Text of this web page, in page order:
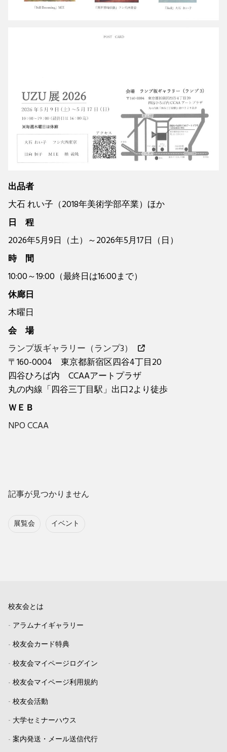
出品者
大石 れい子（2018年美術学部卒業）ほか
日 程
2026年5月9日（土）～2026年5月17日（日）
時 間
10:00～19:00（最終日は16:00まで）
休廊日
木曜日
会 場
ランプ坂ギャラリー（ランプ3）
〒160-0004 東京都新宿区四谷4丁目20
四谷ひろば内 CCAAアートプラザ
丸の内線「四谷三丁目駅」出口2より徒歩
ＷＥＢ
NPO CCAA
記事が見つかりません
展覧会 イベント
校友会とは
- アラムナイギャラリー
- 校友会カード特典
- 校友会マイページログイン
- 校友会マイページ利用規約
- 校友会活動
- 大学セミナーハウス
- 案内発送・メール送信代行